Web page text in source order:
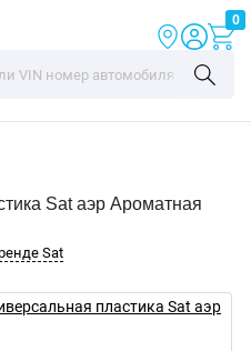
0
Sat аэр Ароматная
Sat